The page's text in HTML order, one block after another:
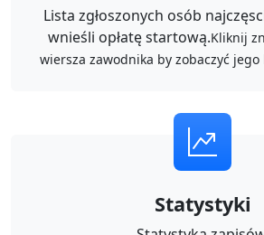
Lista zgłoszonych osób
wnieśli opłatę startową.Kliknij
wiersza zawodnika by zobaczyć
Statystyki